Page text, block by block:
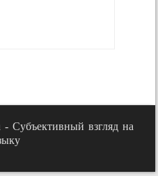
- Субъективный взгляд на